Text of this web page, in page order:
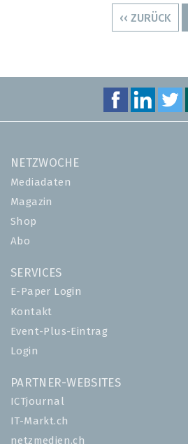
VORHERIGE
‹‹ ZURÜCK
NETZWOCHE
Mediadaten
Magazin
Shop
Abo
SERVICES
E-Paper Login
Kontakt
Event-Plus-Eintrag
Login
PARTNER-WEBSITES
ICTjournal
IT-Markt.ch
netzmedien.ch